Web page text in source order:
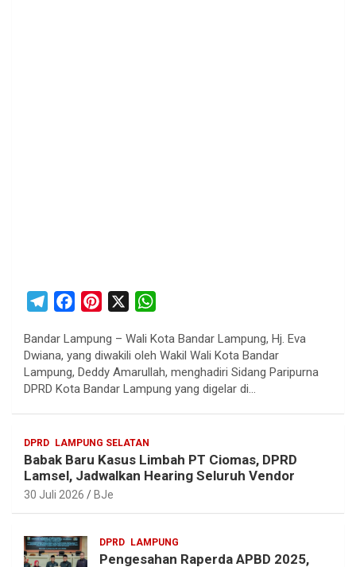
l
e
g
m
c
e
b
k
n
t
e
s
t
a
s
Bandar Lampung – Wali Kota Bandar Lampung, Hj. Eva
Dwiana, yang diwakili oleh Wakil Wali Kota Bandar
Lampung, Deddy Amarullah, menghadiri Sidang Paripurna
DPRD Kota Bandar Lampung yang digelar di…
DPRD LAMPUNG SELATAN
Babak Baru Kasus Limbah PT Ciomas, DPRD
Lamsel, Jadwalkan Hearing Seluruh Vendor
30 Juli 2026 BJe
DPRD LAMPUNG
Pengesahan Raperda APBD 2025,